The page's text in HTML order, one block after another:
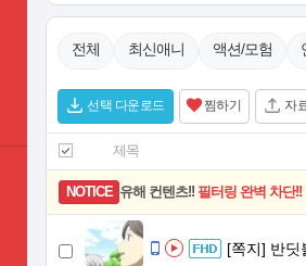
전체 최신애니 액션/모험
선택 다운로드 찜하기 자
제목
유해 컨텐츠!! 필터링 완벽 차단!!
[쪽지] 반딧